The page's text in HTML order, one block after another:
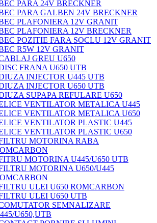
PARA 24V BRECKNER
PARA GALBEN 24V BRECKNER
PLAFONIERA 12V GRANIT
PLAFONIERA 12V BRECKNER
POZITIE FARA SOCLU 12V GRANIT
R5W 12V GRANIT
GREU U650
FRANA U650 UTB
INJECTOR U445 UTB
INJECTOR U650 UTB
SUPAPA REFULARE U650
VENTILATOR METALICA U445
VENTILATOR METALICA U650
VENTILATOR PLASTIC U445
VENTILATOR PLASTIC U650
MOTORINA RABA
MOTORINA U445/U650 UTB
MOTORINA U650/U445
ULEI U650 ROMCARBON
ULEI U650 UTB
SEMNALIZARE
U650,UTB